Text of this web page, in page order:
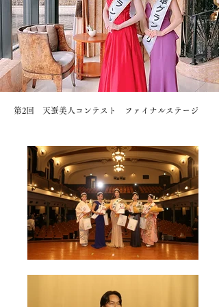
第2回 天蚕美人コンテスト ファイナルステージ